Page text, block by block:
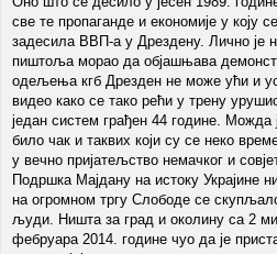
све те пропаганде и економије у коју
задесила ВВП-а у Дрездену. Лично је
пиштоља морао да објашњава
одељења кгб Дрезден не може ући и
видео како се тако рећи у трену
један систем грађен 44 године.
било чак и таквих који су се неко
у вечно пријатељство немачког и
Подршка Мајдану на истоку Украјине
на огромном тргу Слободе се
људи. Ништа за град и околину са 2
фебруара 2014. године чуо да је